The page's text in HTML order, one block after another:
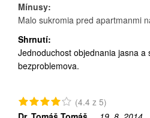
Mínusy:
Malo sukromia pred apartmanmi
Shrnutí:
Jednoduchost objednania jasna a
bezproblemova.
(4.4 z 5)